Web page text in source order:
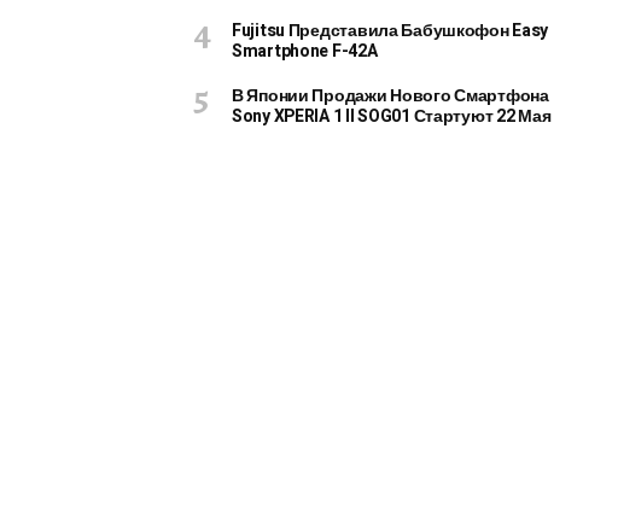
Fujitsu Представила Бабушкофон Easy
Smartphone F-42A
В Японии Продажи Нового Смартфона
Sony XPERIA 1 II SOG01 Стартуют 22 Мая